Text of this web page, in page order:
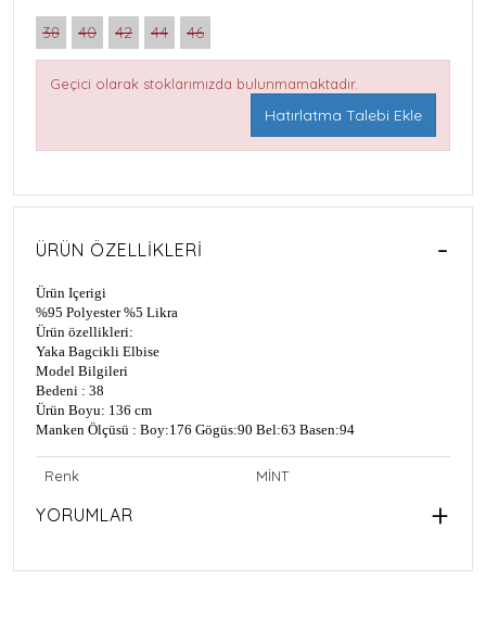
38 40 42 44 46
Geçici olarak stoklarımızda bulunmamaktadır.
Hatırlatma Talebi Ekle
ÜRÜN ÖZELLIKLERI
Ürün Içerigi
%95 Polyester%5 Likra
Ürün özellikleri:
Yaka Bagcikli Elbise
Model Bilgileri
Bedeni : 38
Ürün Boyu: 136 cm
Manken Ölçüsü : Boy:176 Gögüs:90 Bel:63 Basen:94
Renk MİNT
YORUMLAR